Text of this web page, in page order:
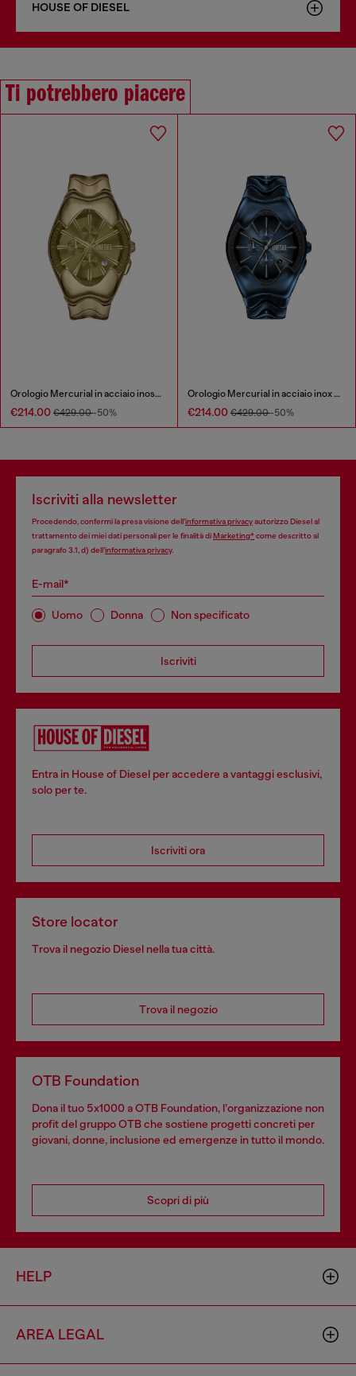
HOUSE OF DIESEL
Ti potrebbero piacere
Orologio Mercurial in acciaio inossidabile
€214.00 €429.00-50%
Orologio Mercurial in acciaio inox blu
€214.00 €429.00-50%
Iscriviti alla newsletter
Procedendo, confermi la presa visione dell’informativa privacyautorizzo Diesel al
trattamento dei miei dati personali per le finalità diMarketing*come descritto al
paragrafo 3.1, d) dell’informativa privacy.
E-mail*
Uomo Donna Non specificato
Iscriviti
Entra in House of Diesel per accedere a vantaggi esclusivi,
solo per te.
Iscriviti ora
Store locator
Trova il negozio Diesel nella tua città.
Trova il negozio
OTB Foundation
Dona il tuo 5x1000 a OTB Foundation, l’organizzazione non
profit del gruppo OTB che sostiene progetti concreti per
giovani, donne, inclusione ed emergenze in tutto il mondo.
Scopri di più
HELP
AREA LEGAL